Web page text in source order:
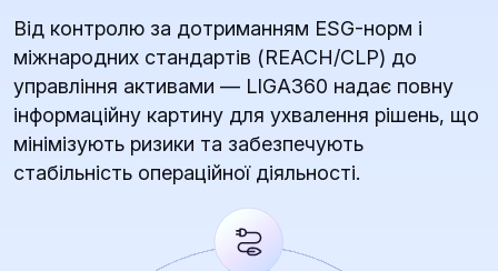
Від контролю за дотриманням ESG-норм і
міжнародних стандартів (REACH/CLP) до
управління активами — LIGA360 надає повну
інформаційну картину для ухвалення рішень, що
мінімізують ризики та забезпечують
стабільність операційної діяльності.